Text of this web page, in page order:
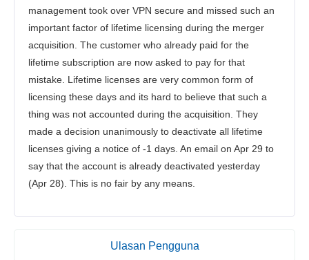
management took over VPN secure and missed such an
important factor of lifetime licensing during the merger
acquisition. The customer who already paid for the
lifetime subscription are now asked to pay for that
mistake. Lifetime licenses are very common form of
licensing these days and its hard to believe that such a
thing was not accounted during the acquisition. They
made a decision unanimously to deactivate all lifetime
licenses giving a notice of -1 days. An email on Apr 29 to
say that the account is already deactivated yesterday
(Apr 28). This is no fair by any means.
Ulasan Pengguna